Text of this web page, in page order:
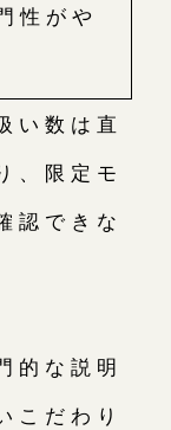
性がや
い数は直
、限定モ
認できな
的な説明
こだわり